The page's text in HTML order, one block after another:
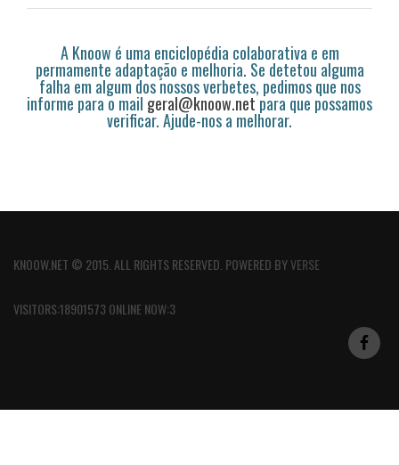
A Knoow é uma enciclopédia colaborativa e em
permamente adaptação e melhoria. Se detetou alguma
falha em algum dos nossos verbetes, pedimos que nos
informe para o mail geral@knoow.netpara que possamos
verificar. Ajude-nos a melhorar.
KNOOW.NET © 2015. ALL RIGHTS RESERVED. POWERED BYVERSE
VISITORS:18901573 ONLINE NOW:3